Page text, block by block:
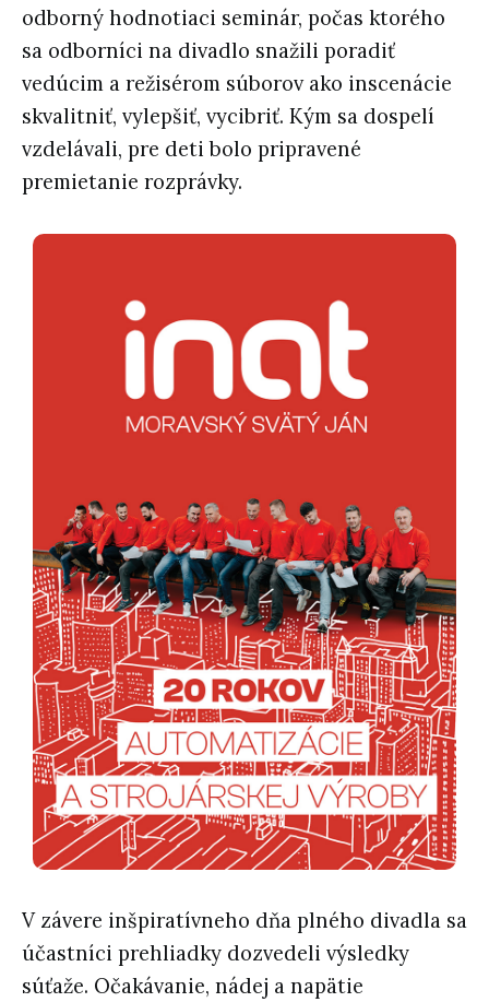
odborný hodnotiaci seminár, počas ktorého
sa odborníci na divadlo snažili poradiť
vedúcim a režisérom súborov ako inscenácie
skvalitniť, vylepšiť, vycibriť. Kým sa dospelí
vzdelávali, pre deti bolo pripravené
premietanie rozprávky.
V závere inšpiratívneho dňa plného divadla sa
účastníci prehliadky dozvedeli výsledky
súťaže. Očakávanie, nádej a napätie